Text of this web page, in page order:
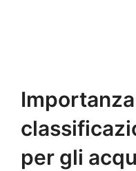
per gli